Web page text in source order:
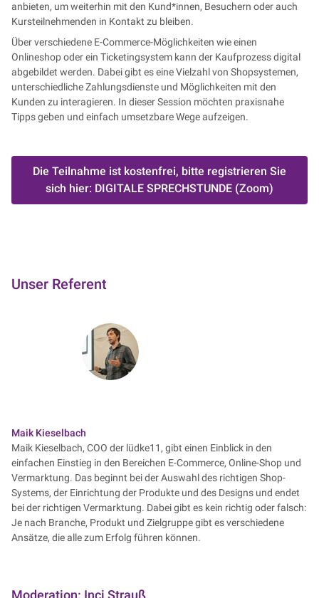
anbieten, um weiterhin mit den Kund*innen, Besuchern oder auch
Kursteilnehmenden in Kontakt zu bleiben.
Über verschiedene E-Commerce-Möglichkeiten wie einen
Onlineshop oder ein Ticketingsystem kann der Kaufprozess digital
abgebildet werden. Dabei gibt es eine Vielzahl von Shopsystemen,
unterschiedliche Zahlungsdienste und Möglichkeiten mit den
Kunden zu interagieren. In dieser Session möchten praxisnahe
Tipps geben und einfach umsetzbare Wege aufzeigen.
Die Teilnahme ist kostenfrei, bitte registrieren Sie
sich hier: DIGITALE SPRECHSTUNDE (Zoom)
Unser Referent
Maik Kieselbach
Maik Kieselbach, COO der lüdke11, gibt einen Einblick in den
einfachen Einstieg in den Bereichen E-Commerce, Online-Shop und
Vermarktung. Das beginnt bei der Auswahl des richtigen Shop-
Systems, der Einrichtung der Produkte und des Designs und endet
bei der richtigen Vermarktung. Dabei gibt es kein richtig oder falsch:
Je nach Branche, Produkt und Zielgruppe gibt es verschiedene
Ansätze, die alle zum Erfolg führen können.
Moderation: Inci Strauß